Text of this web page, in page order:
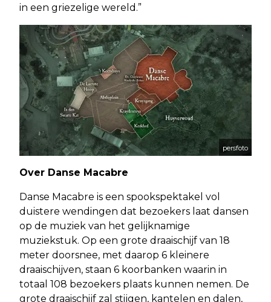
in een griezelige wereld.”
persfoto
Over Danse Macabre
Danse Macabre is een spookspektakel vol
duistere wendingen dat bezoekers laat dansen
op de muziek van het gelijknamige
muziekstuk. Op een grote draaischijf van 18
meter doorsnee, met daarop 6 kleinere
draaischijven, staan 6 koorbanken waarin in
totaal 108 bezoekers plaats kunnen nemen. De
grote draaischijf zal stijgen, kantelen en dalen,